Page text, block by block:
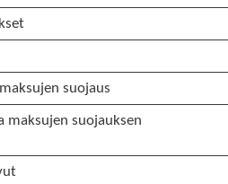
suojaus
maksujen suojauksen